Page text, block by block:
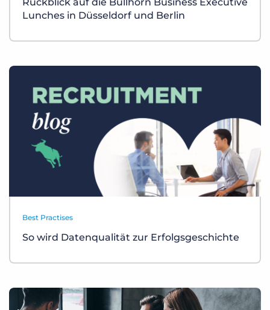
Lunches in Düsseldorf und Berlin
Best Practises
So wird Datenqualität zur Erfolgsgeschichte